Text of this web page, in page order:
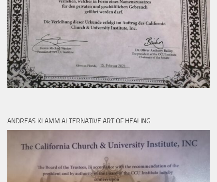
ANDREAS KLAMM ALTERNATIVE ART OF HEALING